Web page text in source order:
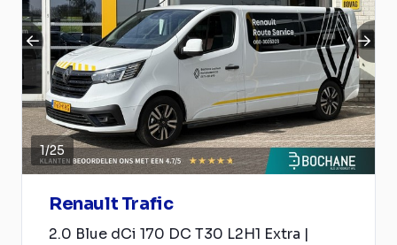
1/25
Renault Trafic
2.0 Blue dCi 170 DC T30 L2H1 Extra |